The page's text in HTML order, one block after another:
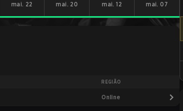
mai. 22
mai. 20
mai. 12
mai. 07
REGIÃO
Online